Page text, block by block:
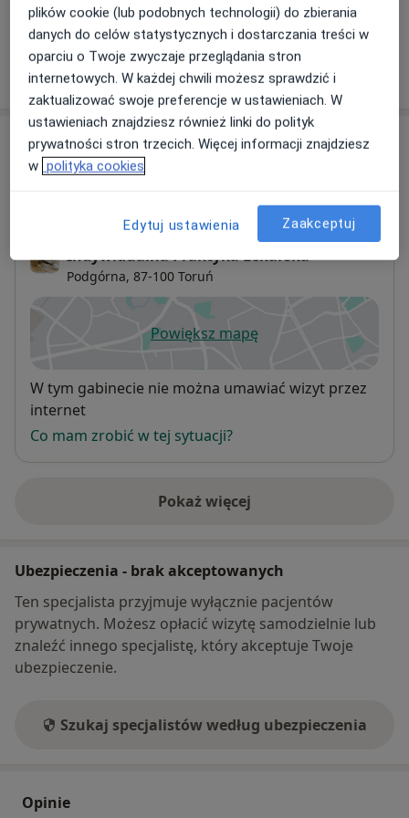
W jaki sposób ustalane są ceny?
Adresy (2)
Indywidualna Praktyka Lekarska
Podgórna, 87-100 Toruń
Powiększ mapęotwiera się w nowej karcie
Dostępność
W tym gabinecie nie można umawiać wizyt przez
internet
Co mam zrobić w tej sytuacji?
Pokaż więcej
o adresie
Ubezpieczenia - brak akceptowanych
Ten specjalista przyjmuje wyłącznie pacjentów
prywatnych. Możesz opłacić wizytę samodzielnie lub
znaleźć innego specjalistę, który akceptuje Twoje
ubezpieczenie.
Szukaj specjalistów według ubezpieczenia
Opinie
plików cookie (lub podobnych technologii) do zbierania
danych do celów statystycznych i dostarczania treści w
oparciu o Twoje zwyczaje przeglądania stron
internetowych. W każdej chwili możesz sprawdzić i
zaktualizować swoje preferencje w ustawieniach. W
ustawieniach znajdziesz również linki do polityk
prywatności stron trzecich. Więcej informacji znajdziesz
w polityka cookies
Edytuj ustawienia Zaakceptuj